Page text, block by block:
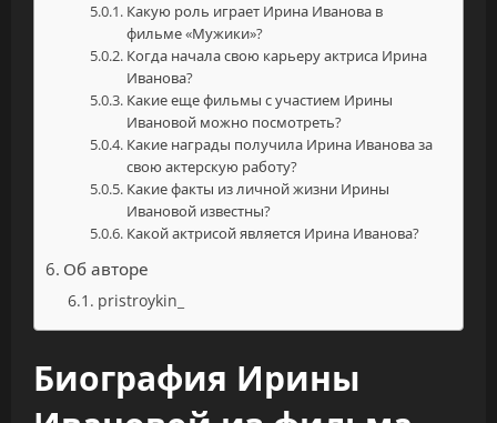
Какую роль играет Ирина Иванова в
фильме «Мужики»?
Когда начала свою карьеру актриса Ирина
Иванова?
Какие еще фильмы с участием Ирины
Ивановой можно посмотреть?
Какие награды получила Ирина Иванова за
свою актерскую работу?
Какие факты из личной жизни Ирины
Ивановой известны?
Какой актрисой является Ирина Иванова?
Об авторе
pristroykin_
Биография Ирины